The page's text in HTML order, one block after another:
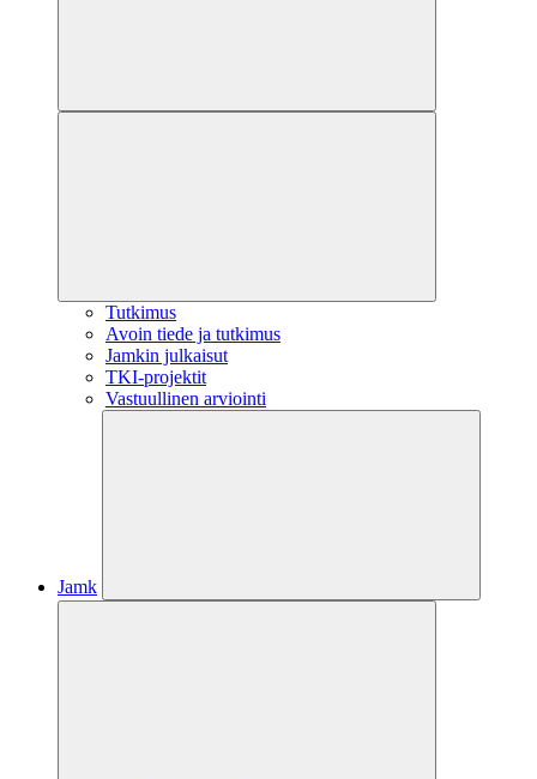
Tutkimus
Avoin tiede ja tutkimus
Jamkin julkaisut
TKI-projektit
Vastuullinen arviointi
Jamk